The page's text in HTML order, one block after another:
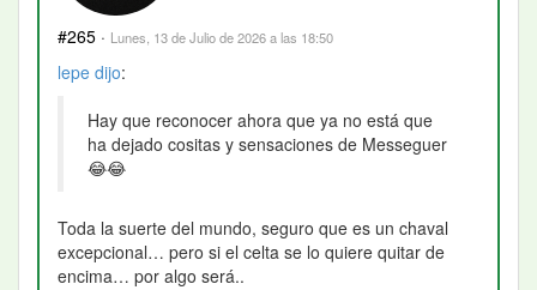
#265 · Lunes, 13 de Julio de 2026 a las 18:50
lepe dijo:
Hay que reconocer ahora que ya no está que
ha dejado cositas y sensaciones de Messeguer
😂😂
Toda la suerte del mundo, seguro que es un chaval
excepcional… pero si el celta se lo quiere quitar de
encima… por algo será..